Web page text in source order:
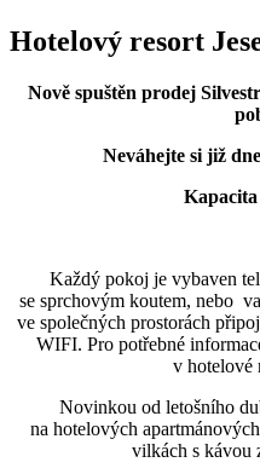
Hotelový resort
Nově spuštěn prodej
Neváhejte si již
Kapacita
Každý pokoj je vybaven
se sprchovým koutem, nebo
ve společných prostorách
WIFI. Pro potřebné
v hotelové
Novinkou od letošního
na hotelových
vilkách s kávou